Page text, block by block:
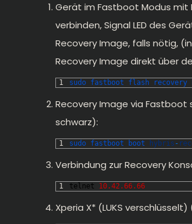
Gerät im Fastboot Modus mit
verbinden, Signal LED des
Recovery Image, falls nötig,
Recovery Image direkt über
1 sudo fastboot flash recovery
Recovery Image via
schwarz):
1 sudo fastboot boot hybris -
Verbindung zur Recovery
1 telnet 10.42.66.66
Xperia X* (LUKS verschlüsselt)